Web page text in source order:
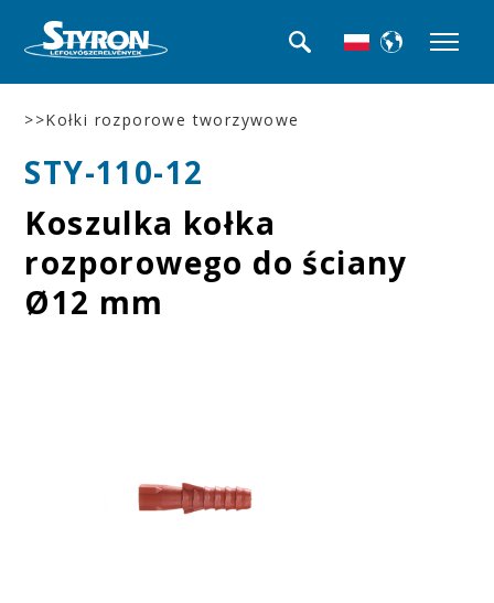
>>Kołki rozporowe tworzywowe
STY-110-12
Koszulka kołka
rozporowego do ściany
Ø12 mm